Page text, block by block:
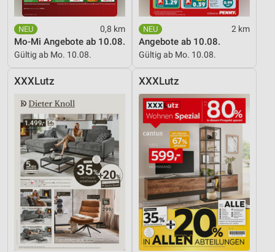
0,8 km
Mo-Mi Angebote ab 10.08.
Gültig ab Mo. 10.08.
2 km
Angebote ab 10.08.
Gültig ab Mo. 10.08.
XXXLutz XXXLutz